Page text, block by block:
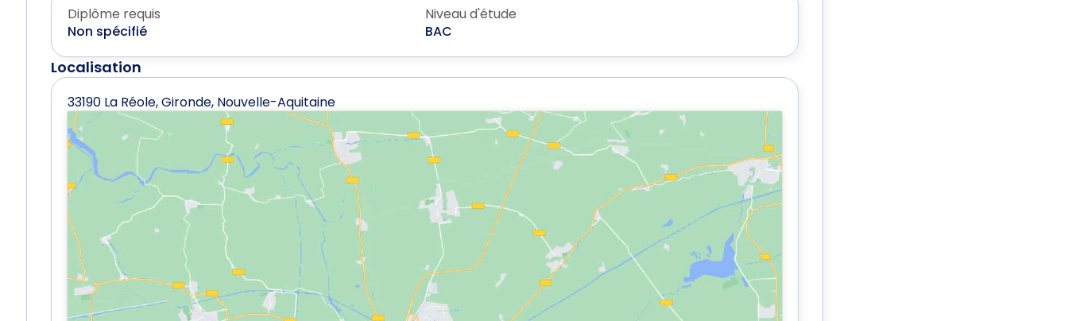
Diplôme requis
Non spécifié
Niveau d'étude
BAC
Localisation
33190 La Réole, Gironde, Nouvelle-Aquitaine